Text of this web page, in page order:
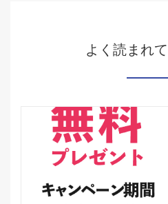
よく読まれ